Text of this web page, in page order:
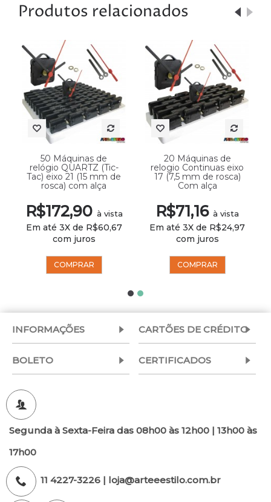
Produtos relacionados
50 Máquinas de
relógio QUARTZ (Tic-
Tac) eixo 21 (15 mm de
rosca) com alça
R$172,90 à vista
Em até 3X de R$60,67
com juros
COMPRAR
20 Máquinas de
relogio Continuas eixo
17 (7,5 mm de rosca)
Com alça
R$71,16 à vista
Em até 3X de R$24,97
com juros
COMPRAR
INFORMAÇÕES CARTÕES DE CRÉDITO
BOLETO CERTIFICADOS
Segunda à Sexta-Feira das 08h00 às 12h00 | 13h00 às
17h00
11 4227-3226 | loja@arteeestilo.com.br